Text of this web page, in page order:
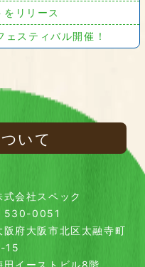
リリース
スティバル開催！
いて
式会社スペック
530-0051
阪府大阪市北区太融寺町
15